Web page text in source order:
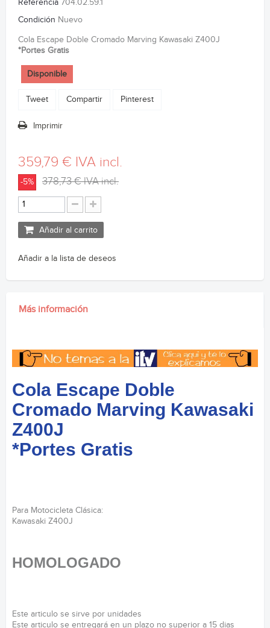
Referencia 704.02.59.1
Condición Nuevo
Cola Escape Doble Cromado Marving Kawasaki Z400J
*Portes Gratis
Disponible
Tweet Compartir Pinterest
Imprimir
359,79 € IVA incl.
-5% 378,73 €IVA incl.
Añadir al carrito
Añadir a la lista de deseos
Más información
Cola Escape Doble
Cromado Marving Kawasaki
Z400J
*Portes Gratis
Para Motocicleta Clásica:
Kawasaki Z400J
HOMOLOGADO
Este articulo se sirve por unidades
Este articulo se entregará en un plazo no superior a 15 dias